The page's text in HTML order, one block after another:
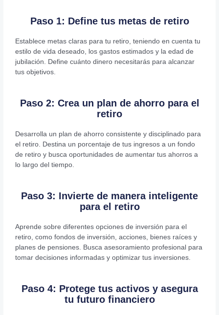
Paso 1: Define tus metas de retiro
Establece metas claras para tu retiro, teniendo en cuenta tu
estilo de vida deseado, los gastos estimados y la edad de
jubilación. Define cuánto dinero necesitarás para alcanzar
tus objetivos.
Paso 2: Crea un plan de ahorro para el
retiro
Desarrolla un plan de ahorro consistente y disciplinado para
el retiro. Destina un porcentaje de tus ingresos a un fondo
de retiro y busca oportunidades de aumentar tus ahorros a
lo largo del tiempo.
Paso 3: Invierte de manera inteligente
para el retiro
Aprende sobre diferentes opciones de inversión para el
retiro, como fondos de inversión, acciones, bienes raíces y
planes de pensiones. Busca asesoramiento profesional para
tomar decisiones informadas y optimizar tus inversiones.
Paso 4: Protege tus activos y asegura
tu futuro financiero